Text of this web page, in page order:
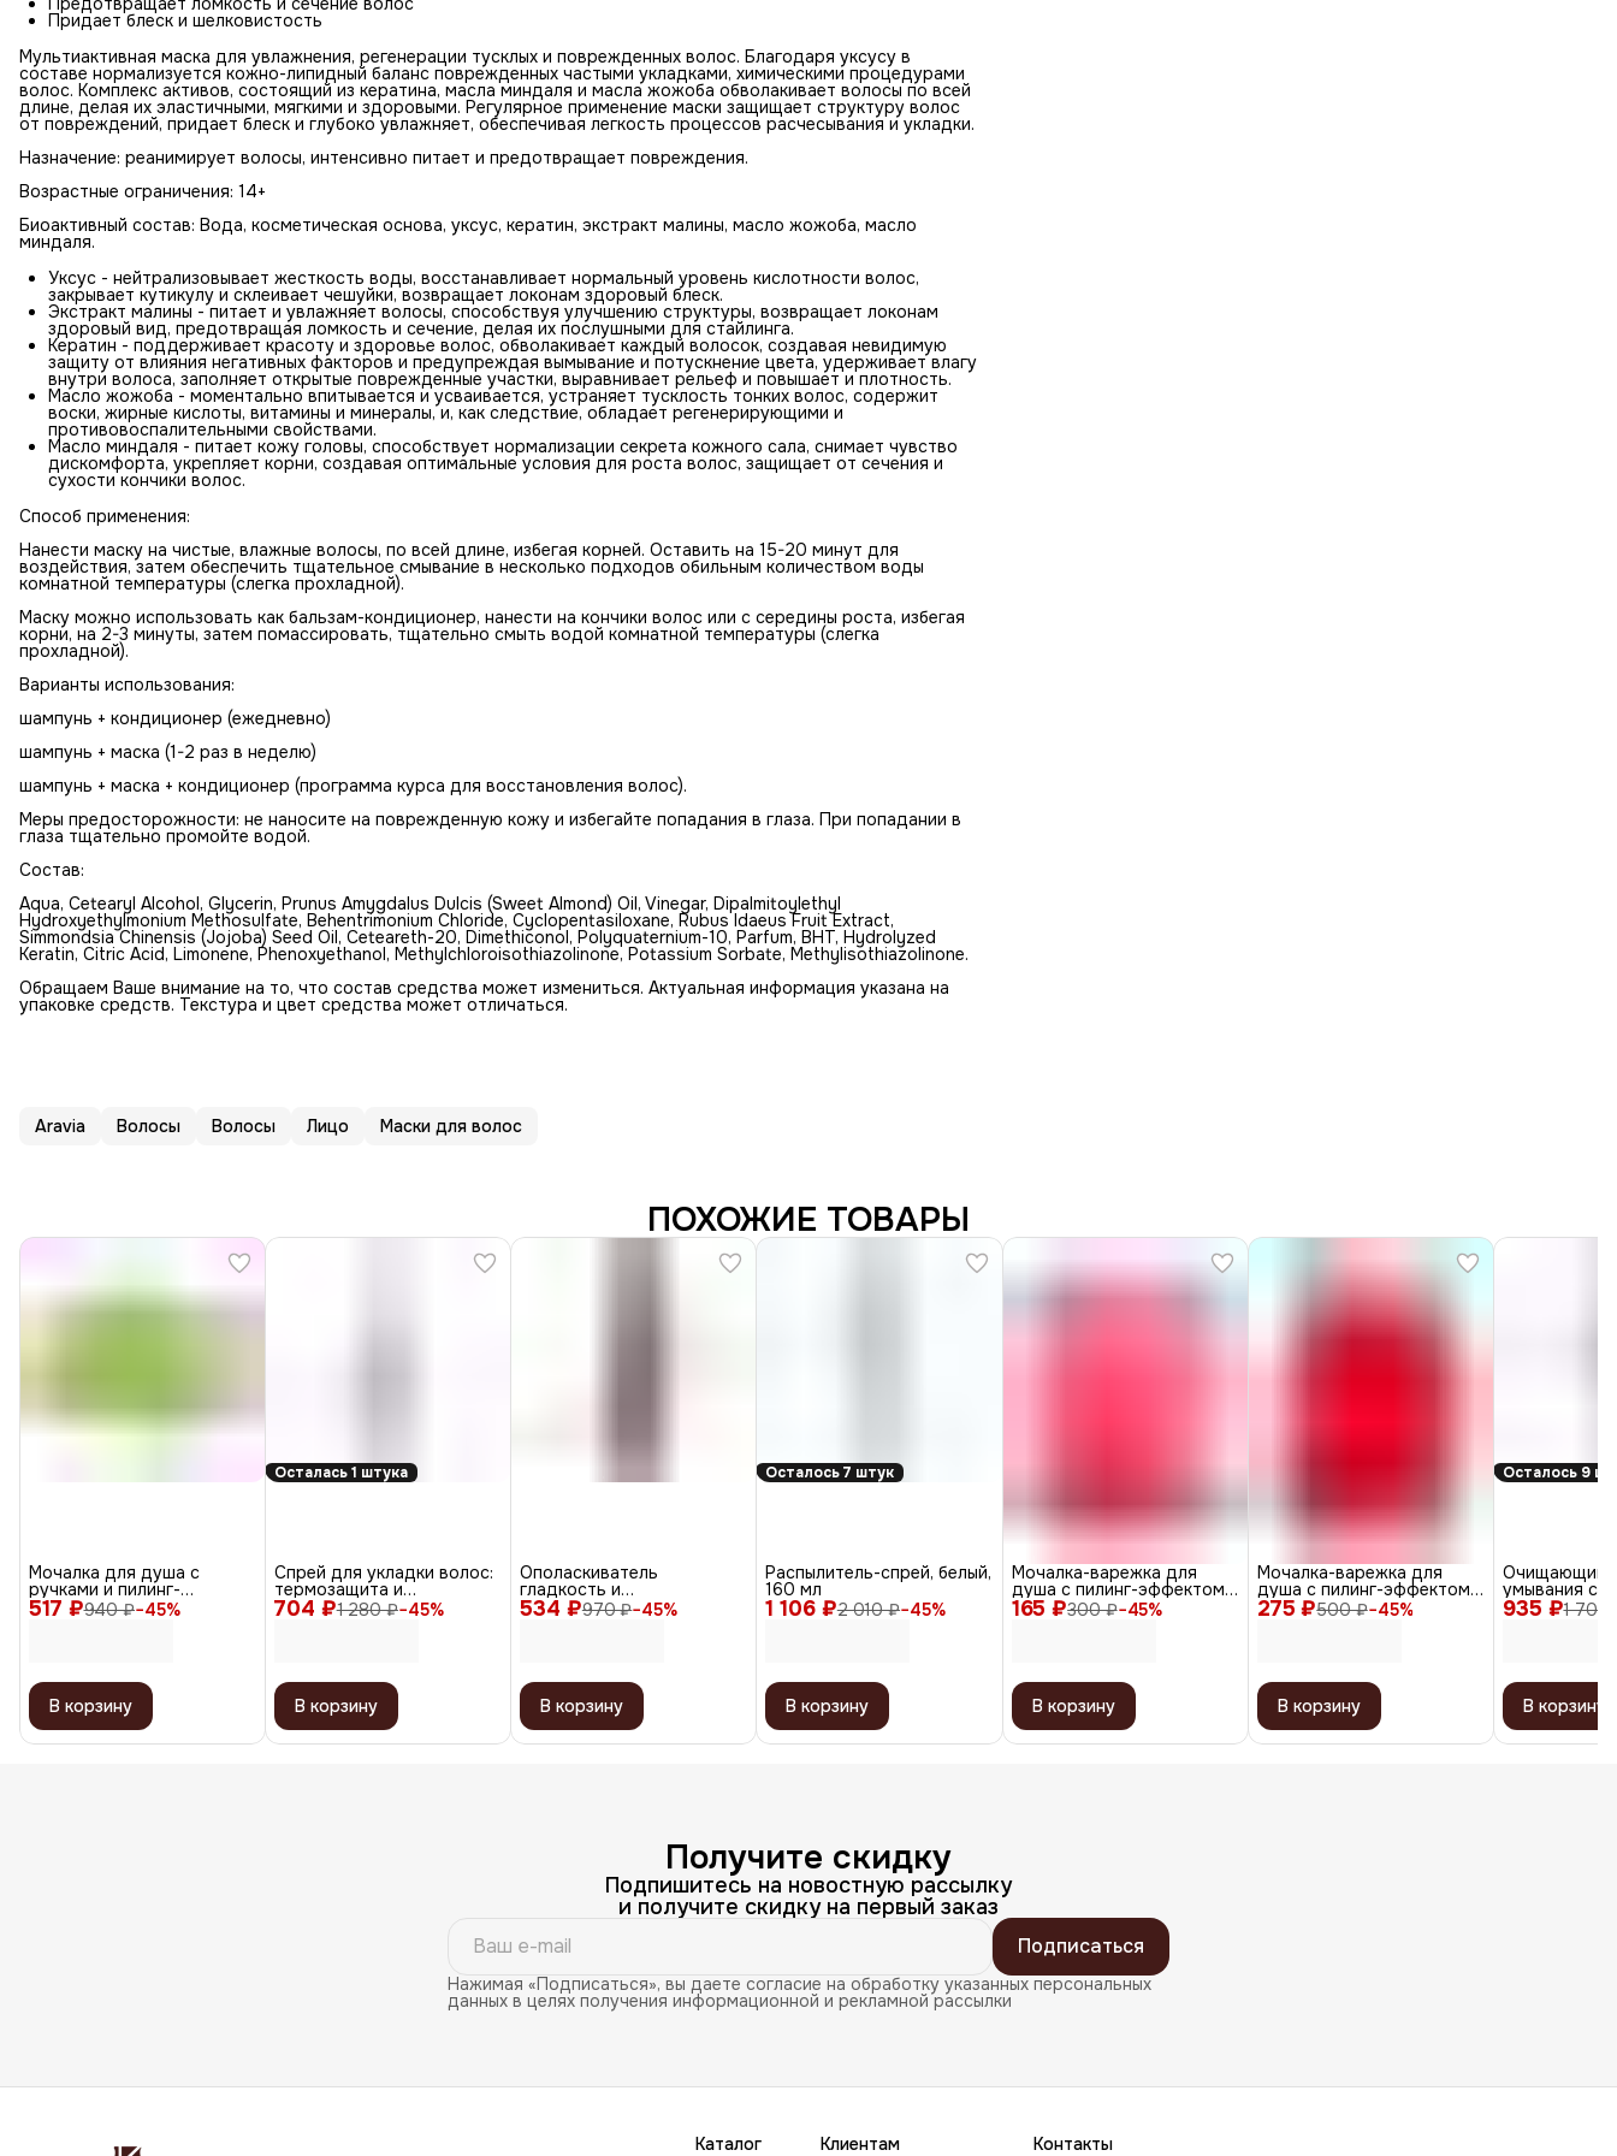
нормализации секрета кожного сала, снимает чувство
дискомфорта, укрепляет корни, создавая оптимальные
условия для роста волос, защищает от сечения и сухости
кончики волос.
Способ применения:
Нанести маску на чистые, влажные волосы, по всей длине,
избегая корней. Оставить на 15-20 минут для воздействия,
температуры (слегка прохладной).
Маску можно использовать как бальзам-кондиционер,
корни, на 2-3 минуты, затем помассировать, тщательно смыть
водой комнатной температуры (слегка прохладной).
Варианты использования:
шампунь + кондиционер (ежедневно)
шампунь + маска (1-2 раз в неделю)
шампунь + маска + кондиционер (программа курса для
восстановления волос).
Меры предосторожности: не наносите на поврежденную
кожу и избегайте попадания в глаза. При попадании в глаза
тщательно промойте водой.
Aqua, Cetearyl Alcohol, Glycerin, Prunus Amygdalus Dulcis (Sweet
Almond) Oil, Vinegar, Dipalmitoylethyl Hydroxyethylmonium
Hydrolyzed Keratin, Citric Acid, Limonene, Phenoxyethanol,
Methylchloroisothiazolinone, Potassium Sorbate,
Methylisothiazolinone.
измениться. Актуальная информация указана на упаковке
средств. Текстура и цвет средства может отличаться.
Придает блеск и шелковистость
Мультиактивная маска для увлажнения, регенерации тусклых и поврежденных волос. Благодаря уксусу в
составе нормализуется кожно-липидный баланс поврежденных частыми укладками, химическими процедурами
волос. Комплекс активов, состоящий из кератина, масла миндаля и масла жожоба обволакивает волосы по всей
длине, делая их эластичными, мягкими и здоровыми. Регулярное применение маски защищает структуру волос
от повреждений, придает блеск и глубоко увлажняет, обеспечивая легкость процессов расчесывания и укладки.
Назначение: реанимирует волосы, интенсивно питает и предотвращает повреждения.
Возрастные ограничения: 14+
Биоактивный состав: Вода, косметическая основа, уксус, кератин, экстракт малины, масло жожоба, масло
миндаля.
Уксус - нейтрализовывает жесткость воды, восстанавливает нормальный уровень кислотности волос,
закрывает кутикулу и склеивает чешуйки, возвращает локонам здоровый блеск.
Экстракт малины - питает и увлажняет волосы, способствуя улучшению структуры, возвращает локонам
здоровый вид, предотвращая ломкость и сечение, делая их послушными для стайлинга.
Кератин - поддерживает красоту и здоровье волос, обволакивает каждый волосок, создавая невидимую
защиту от влияния негативных факторов и предупреждая вымывание и потускнение цвета, удерживает влагу
внутри волоса, заполняет открытые поврежденные участки, выравнивает рельеф и повышает и плотность.
Масло жожоба - моментально впитывается и усваивается, устраняет тусклость тонких волос, содержит
воски, жирные кислоты, витамины и минералы, и, как следствие, обладает регенерирующими и
противовоспалительными свойствами.
Масло миндаля - питает кожу головы, способствует нормализации секрета кожного сала, снимает чувство
дискомфорта, укрепляет корни, создавая оптимальные условия для роста волос, защищает от сечения и
сухости кончики волос.
Способ применения:
Нанести маску на чистые, влажные волосы, по всей длине, избегая корней. Оставить на 15-20 минут для
воздействия, затем обеспечить тщательное смывание в несколько подходов обильным количеством воды
комнатной температуры (слегка прохладной).
Маску можно использовать как бальзам-кондиционер, нанести на кончики волос или с середины роста, избегая
корни, на 2-3 минуты, затем помассировать, тщательно смыть водой комнатной температуры (слегка
прохладной).
Варианты использования:
шампунь + кондиционер (ежедневно)
шампунь + маска (1-2 раз в неделю)
шампунь + маска + кондиционер (программа курса для восстановления волос).
Меры предосторожности: не наносите на поврежденную кожу и избегайте попадания в глаза. При попадании в
глаза тщательно промойте водой.
Состав:
Aqua, Cetearyl Alcohol, Glycerin, Prunus Amygdalus Dulcis (Sweet Almond) Oil, Vinegar, Dipalmitoylethyl
Hydroxyethylmonium Methosulfate, Behentrimonium Chloride, Cyclopentasiloxane, Rubus Idaeus Fruit Extract,
Simmondsia Chinensis (Jojoba) Seed Oil, Ceteareth-20, Dimethiconol, Polyquaternium-10, Parfum, BHT, Hydrolyzed
Keratin, Citric Acid, Limonene, Phenoxyethanol, Methylchloroisothiazolinone, Potassium Sorbate, Methylisothiazolinone.
Обращаем Ваше внимание на то, что состав средства может измениться. Актуальная информация указана на
упаковке средств. Текстура и цвет средства может отличаться.
Aravia Волосы Волосы Лицо Маски для волос
ПОХОЖИЕ ТОВАРЫ
517 ₽940 ₽−45%
Мочалка для душа с
ручками и пилинг-
эффектом / Rainbow-Ring
Long Exfoliating Towel,
В корзину
Осталась 1 штука
704 ₽1 280 ₽−45%
Спрей для укладки волос:
термозащита и
антистатик All-In-One
Styler, 150 мл
В корзину
534 ₽970 ₽−45%
Ополаскиватель
гладкость и
ламинирование, 1000 мл
В корзину
Осталось 7 штук
1 106 ₽2 010 ₽−45%
Распылитель-спрей, белый,
160 мл
В корзину
165 ₽300 ₽−45%
Мочалка-варежка для
душа с пилинг-эффектом,
однослойная, малиновый
В корзину
275 ₽500 ₽−45%
Мочалка-варежка для
душа с пилинг-эффектом,
уплотненная, малиновый
В корзину
Осталось 9
935 ₽1 700
Очищающий
умывания с
пантенолом
Gel, 150 мл
В корзину
Получите скидку
Подпишитесь на новостную рассылку
и получите скидку на первый заказ
Подписаться
Нажимая «Подписаться», вы даете согласие на обработку указанных персональных
данных в целях получения информационной и рекламной рассылки
Каталог Клиентам Контакты